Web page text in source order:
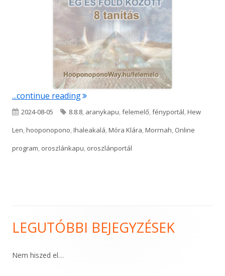
...continue reading"FELEMELŐ – 2026.08.08-án 8.000 Ft"
Published
on
2024-08-05 Tags
8.8.8, aranykapu,felemelő,fényportál,Hew
Len,hooponopono,Ihaleakalá,Móra Klára,Morrnah, Online
program, oroszlánkapu, oroszlánportál
Main
Sidebar
LEGUTÓBBI BEJEGYZÉSEK
Nem hiszed el…